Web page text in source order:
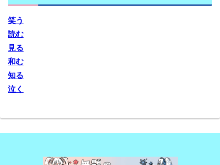
笑う
読む
見る
和む
知る
泣く